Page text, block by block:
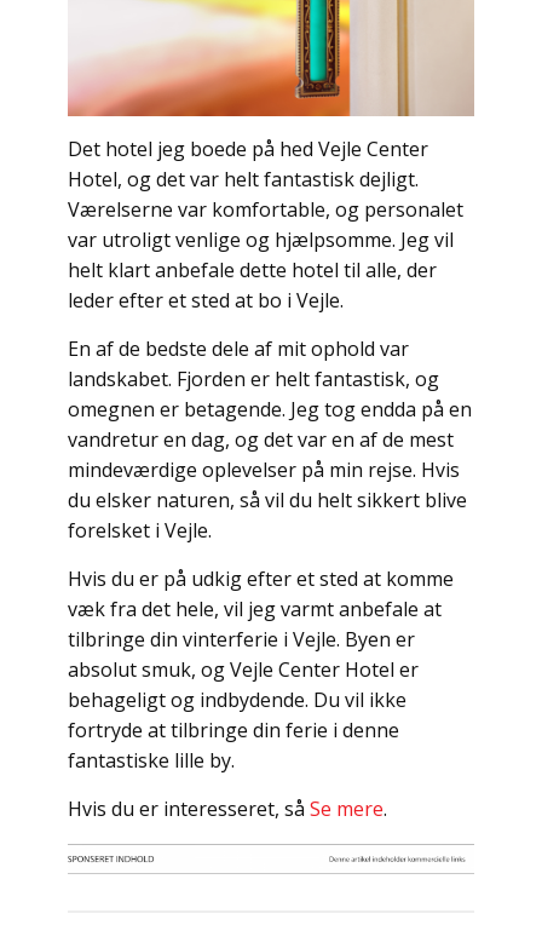
Det hotel jeg boede på hed Vejle Center
Hotel, og det var helt fantastisk dejligt.
Værelserne var komfortable, og personalet
var utroligt venlige og hjælpsomme. Jeg vil
helt klart anbefale dette hotel til alle, der
leder efter et sted at bo i Vejle.
En af de bedste dele af mit ophold var
landskabet. Fjorden er helt fantastisk, og
omegnen er betagende. Jeg tog endda på en
vandretur en dag, og det var en af de mest
mindeværdige oplevelser på min rejse. Hvis
du elsker naturen, så vil du helt sikkert blive
forelsket i Vejle.
Hvis du er på udkig efter et sted at komme
væk fra det hele, vil jeg varmt anbefale at
tilbringe din vinterferie i Vejle. Byen er
absolut smuk, og Vejle Center Hotel er
behageligt og indbydende. Du vil ikke
fortryde at tilbringe din ferie i denne
fantastiske lille by.
Hvis du er interesseret, så Se mere.